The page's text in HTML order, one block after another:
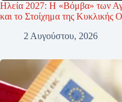
Ηλεία 2027: Η «Βόμβα» των
και το Στοίχημα της Κυκλικής
2 Αυγούστου, 2026